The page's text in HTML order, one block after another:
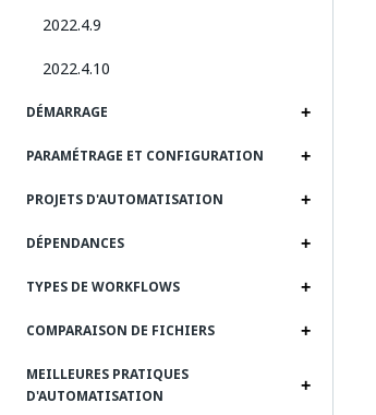
2022.4.9
2022.4.10
DÉMARRAGE
PARAMÉTRAGE ET CONFIGURATION
PROJETS D'AUTOMATISATION
DÉPENDANCES
TYPES DE WORKFLOWS
COMPARAISON DE FICHIERS
MEILLEURES PRATIQUES
D'AUTOMATISATION